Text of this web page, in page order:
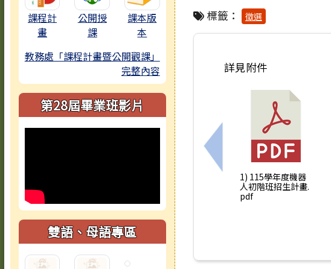
課程計
畫
公開授
課
課本版
本
教務處「課程計畫暨公開觀課」
完整內容
第28屆畢業班影片
雙語、母語專區
標籤： 徵選
上一筆：轉知教育部「
詳見附件
1) 115學年度機器
人初階班招生計畫.
pdf